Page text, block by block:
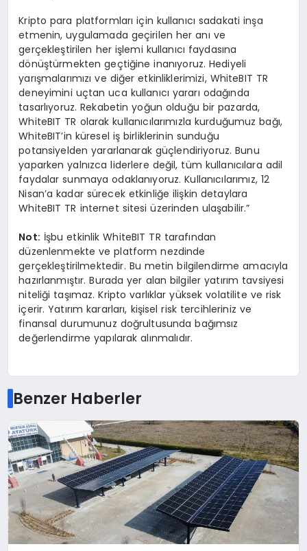
Kripto para platformları için kullanıcı sadakati inşa
etmenin, uygulamada geçirilen her anı ve
gerçekleştirilen her işlemi kullanıcı faydasına
dönüştürmekten geçtiğine inanıyoruz. Hediyeli
yarışmalarımızı ve diğer etkinliklerimizi, WhiteBIT TR
deneyimini uçtan uca kullanıcı yararı odağında
tasarlıyoruz. Rekabetin yoğun olduğu bir pazarda,
WhiteBIT TR olarak kullanıcılarımızla kurduğumuz bağı,
WhiteBIT’in küresel iş birliklerinin sunduğu
potansiyelden yararlanarak güçlendiriyoruz. Bunu
yaparken yalnızca liderlere değil, tüm kullanıcılara adil
faydalar sunmaya odaklanıyoruz. Kullanıcılarımız, 12
Nisan’a kadar sürecek etkinliğe ilişkin detaylara
WhiteBIT TR internet sitesi üzerinden ulaşabilir.”
Not: İşbu etkinlik WhiteBIT TR tarafından
düzenlenmekte ve platform nezdinde
gerçekleştirilmektedir. Bu metin bilgilendirme amacıyla
hazırlanmıştır. Burada yer alan bilgiler yatırım tavsiyesi
niteliği taşımaz. Kripto varlıklar yüksek volatilite ve risk
içerir. Yatırım kararları, kişisel risk tercihleriniz ve
finansal durumunuz doğrultusunda bağımsız
değerlendirme yapılarak alınmalıdır.
Benzer Haberler